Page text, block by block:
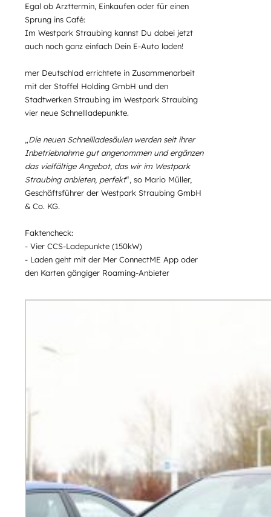
Egal ob Arzttermin, Einkaufen oder für einen
Sprung ins Café:
Im Westpark Straubing kannst Du dabei jetzt
auch noch ganz einfach Dein E-Auto laden!
mer Deutschlad errichtete in Zusammenarbeit
mit der Stoffel Holding GmbH und den
Stadtwerken Straubing im Westpark Straubing
vier neue Schnellladepunkte.
„Die neuen Schnellladesäulen werden seit ihrer
Inbetriebnahme gut angenommen und ergänzen
das vielfältige Angebot, das wir im Westpark
Straubing anbieten, perfekt“, so Mario Müller,
Geschäftsführer der Westpark Straubing GmbH
& Co. KG.
Faktencheck:
- Vier CCS-Ladepunkte (150kW)
- Laden geht mit der Mer ConnectME App oder
den Karten gängiger Roaming-Anbieter